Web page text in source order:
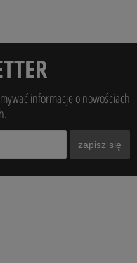
informacje o nowościach
zapisz się